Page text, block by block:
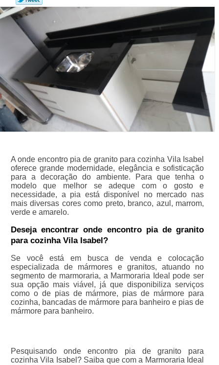
A onde encontro pia de granito para cozinha Vila Isabel
oferece grande modernidade, elegância e sofisticação
para a decoração do ambiente. Para que tenha o
modelo que melhor se adeque com o gosto e
necessidade, a pia está disponível no mercado nas
mais diversas cores como preto, branco, azul, marrom,
verde e amarelo.
Deseja encontrar onde encontro pia de granito
para cozinha Vila Isabel?
Se você está em busca de venda e colocação
especializada de mármores e granitos, atuando no
segmento de marmoraria, a Marmoraria Ideal pode ser
sua opção mais viável, já que disponibiliza serviços
como o de pias de mármore, pias de mármore para
cozinha, bancadas de mármore para banheiro e pias de
mármore para banheiro.
Pesquisando onde encontro pia de granito para
cozinha Vila Isabel? Saiba que com a Marmoraria Ideal